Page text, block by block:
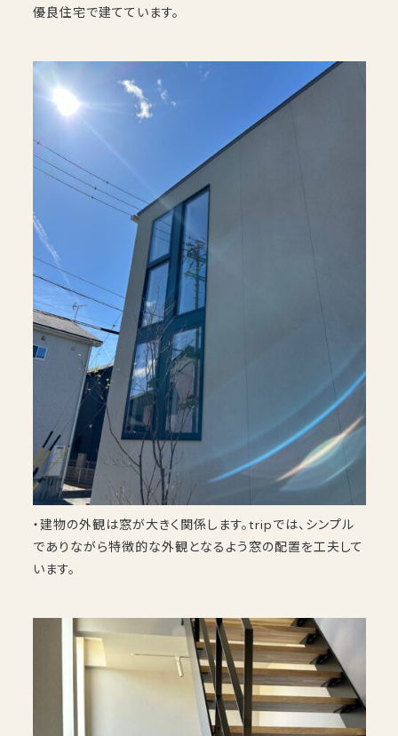
優良住宅で建てています。
・建物の外観は窓が大きく関係します。tripでは、シンプル
でありながら特徴的な外観となるよう窓の配置を工夫して
います。